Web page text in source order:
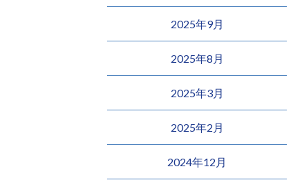
2025年9月
2025年8月
2025年3月
2025年2月
2024年12月